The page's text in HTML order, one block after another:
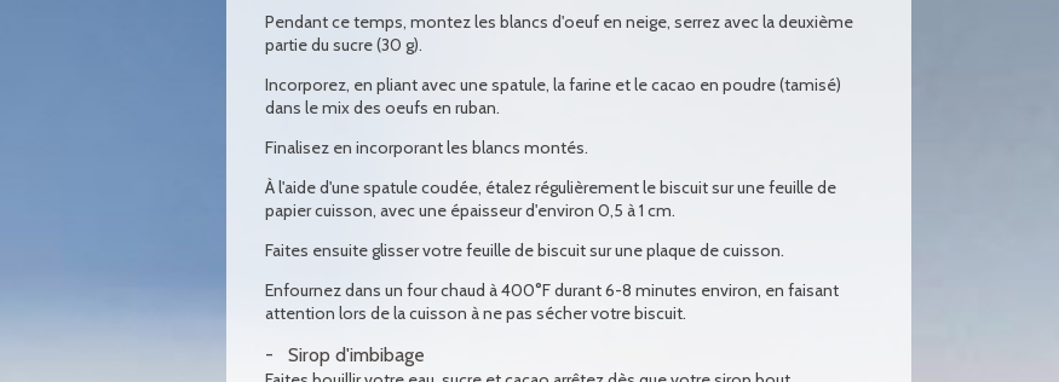
Pendant ce temps, montez les blancs d'oeuf en neige, serrez avec la deuxième
partie du sucre (30 g).
Incorporez, en pliant avec une spatule, la farine et le cacao en poudre (tamisé)
dans le mix des oeufs en ruban.
Finalisez en incorporant les blancs montés.
À l'aide d'une spatule coudée, étalez régulièrement le biscuit sur une feuille de
papier cuisson, avec une épaisseur d'environ 0,5 à 1 cm.
Faites ensuite glisser votre feuille de biscuit sur une plaque de cuisson.
Enfournez dans un four chaud à 400°F durant 6-8 minutes environ, en faisant
attention lors de la cuisson à ne pas sécher votre biscuit.
Sirop d'imbibage